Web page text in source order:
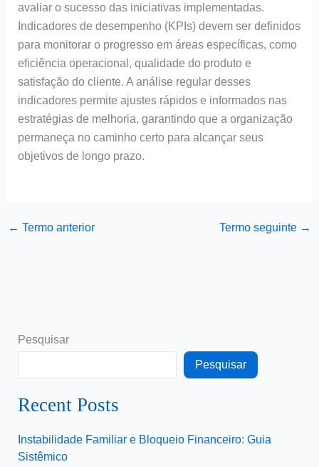
avaliar o sucesso das iniciativas implementadas.
Indicadores de desempenho (KPIs) devem ser definidos
para monitorar o progresso em áreas específicas, como
eficiência operacional, qualidade do produto e
satisfação do cliente. A análise regular desses
indicadores permite ajustes rápidos e informados nas
estratégias de melhoria, garantindo que a organização
permaneça no caminho certo para alcançar seus
objetivos de longo prazo.
← Termo anterior Termo seguinte →
Pesquisar
Pesquisar
Recent Posts
Instabilidade Familiar e Bloqueio Financeiro: Guia
Sistêmico